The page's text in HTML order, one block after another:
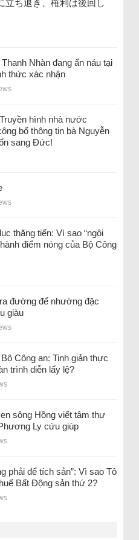
立ち退き、権利は後回し
Nhàn đang ẩn náu tại
thức xác nhận
hình nhà nước
bố thông tin bà Nguyễn
sang Đức!
thăng tiến: Vì sao “ngôi
điểm nóng của Bộ Công
đường để nhường đặc
giàu
Công an: Tinh giản thực
trình diễn lấy lệ?
sông Hồng viết tâm thư
Ly cứu giúp
phải để tích sản”: Vì sao Tô
Bất Động sản thứ 2?